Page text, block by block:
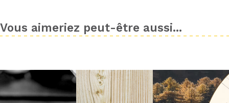
Vous aimeriez peut-être aussi...